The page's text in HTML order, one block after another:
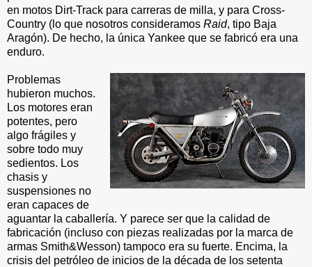
en motos Dirt-Track para carreras de milla, y para Cross-
Country (lo que nosotros consideramos Raid, tipo Baja
Aragón). De hecho, la única Yankee que se fabricó era una
enduro.
Problemas
hubieron muchos.
Los motores eran
potentes, pero
algo frágiles y
sobre todo muy
sedientos. Los
chasis y
suspensiones no
eran capaces de
aguantar la caballería. Y parece ser que la calidad de
fabricación (incluso con piezas realizadas por la marca de
armas Smith&Wesson) tampoco era su fuerte. Encima, la
crisis del petróleo de inicios de la década de los setenta